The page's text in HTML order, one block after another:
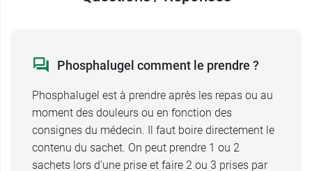
Phosphalugel comment le prendre ?
Phosphalugel est à prendre après les repas ou au
moment des douleurs ou en fonction des
consignes du médecin. Il faut boire directement le
contenu du sachet. On peut prendre 1 ou 2
sachets lors d'une prise et faire 2 ou 3 prises par